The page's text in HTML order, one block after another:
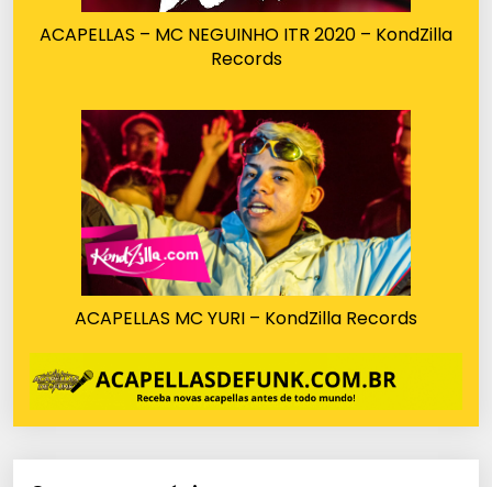
ACAPELLAS – MC NEGUINHO ITR 2020 – KondZilla
Records
ACAPELLAS MC YURI – KondZilla Records